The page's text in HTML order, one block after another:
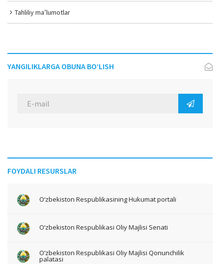
Tahliliy ma’lumotlar
YANGILIKLARGA OBUNA BO‘LISH
FOYDALI RESURSLAR
O‘zbekiston Respublikasining Hukumat portali
O‘zbekiston Respublikasi Oliy Majlisi Senati
O‘zbekiston Respublikasi Oliy Majlisi Qonunchilik
palatasi